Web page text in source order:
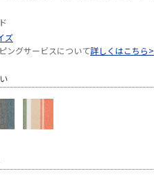
ズ
ングサービスについて詳しくはこちら>